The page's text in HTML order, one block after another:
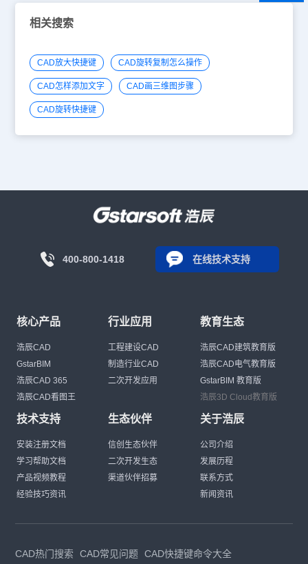
相关搜索
CAD放大快捷键 CAD旋转复制怎么操作
CAD怎样添加文字 CAD画三维图步骤
CAD旋转快捷键
400-800-1418 在线技术支持
核心产品
浩辰CAD
GstarBIM
浩辰CAD 365
浩辰CAD看图王
行业应用
工程建设CAD
制造行业CAD
二次开发应用
教育生态
浩辰CAD建筑教育版
浩辰CAD电气教育版
GstarBIM 教育版
浩辰3D Cloud教育版
技术支持
安装注册文档
学习帮助文档
产品视频教程
经验技巧资讯
生态伙伴
信创生态伙伴
二次开发生态
渠道伙伴招募
关于浩辰
公司介绍
发展历程
联系方式
新闻资讯
CAD热门搜索 CAD常见问题 CAD快捷键命令大全